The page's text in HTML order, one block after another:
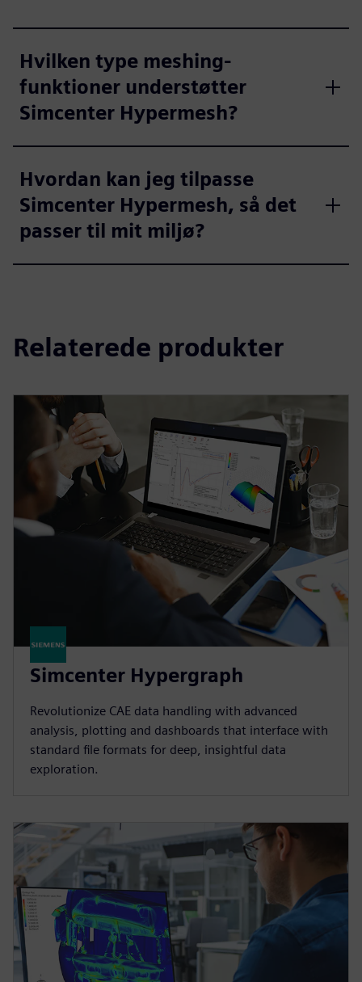
Hvilken type meshing-
funktioner understøtter
Simcenter Hypermesh?
Hvordan kan jeg tilpasse
Simcenter Hypermesh, så det
passer til mit miljø?
Relaterede produkter
Simcenter Hypergraph
Revolutionize CAE data handling with advanced
analysis, plotting and dashboards that interface with
standard file formats for deep, insightful data
exploration.